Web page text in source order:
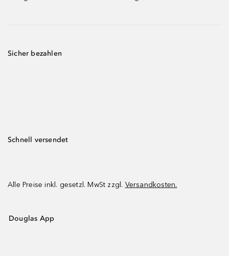
Sicher bezahlen
Schnell versendet
Alle Preise inkl. gesetzl. MwSt zzgl. Versandkosten.
Douglas App